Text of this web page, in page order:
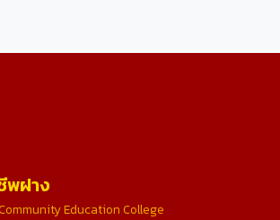
พฝาง
Education College